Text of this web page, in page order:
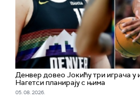
Денвер довео Јокићу три играча у
Нагетси планирају с њима
05. 08. 2026.